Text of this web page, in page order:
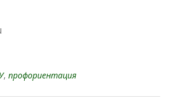
, профориентация